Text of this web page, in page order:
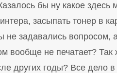
бы ну какое
засыпать тонер в
не задавались
вообще не печатает?
других годы? Все дело